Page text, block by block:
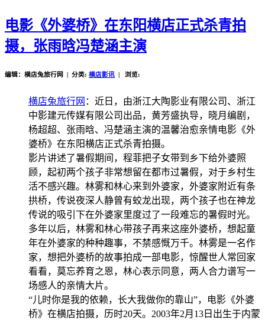
电影《外婆桥》在东阳横店正式杀青拍
摄，张雨晗冯楚涵主演
编辑：横店兔旅行网 | 分类: 横店影讯 | 浏览:
横店兔旅行网 ：近日，由浙江大陶影业有限公司、浙江
中影建元传媒有限公司出品，黄芳盛执导，晓月编剧，
杨超超、张雨晗、冯楚涵主演的温馨治愈亲情电影《外
婆桥》在东阳横店正式杀青拍摄。
影片讲述了暑假期间，程菲把子女带到乡下给外婆照
顾，起初两个孩子非常想留在都市过暑假，对于乡村生
活不感兴趣。林雾和林心来到外婆家，外婆家附近有条
拱桥，传说夜深人静曾有蛟龙出现，两个孩子也在神龙
传说的吸引下在外婆家里度过了一段难忘的暑假时光。
多年以后，林雾和林心带孩子再来这座外婆桥，想起童
年在外婆家的种种趣事，不禁感慨万千。林雾是一名作
家，想把外婆桥的故事拍成一部电影，惊醒世人常回家
看看，莫忘养育之恩，林心表示同意，两人合力谱写一
场感人的亲情大片。
“儿时你是我的依赖，长大我做你的靠山”，电影《外婆
桥》在横店拍摄，历时20天。2003年2月13日出生于内蒙